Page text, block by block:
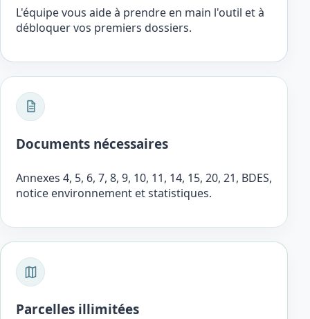
L'équipe vous aide à prendre en main l'outil et à
débloquer vos premiers dossiers.
Documents nécessaires
Annexes 4, 5, 6, 7, 8, 9, 10, 11, 14, 15, 20, 21, BDES,
notice environnement et statistiques.
Parcelles illimitées